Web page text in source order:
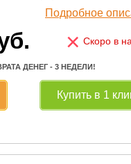
Подробное
× Скоро в
ДЕНЕГ - 3 НЕДЕЛИ!
Купить в 1